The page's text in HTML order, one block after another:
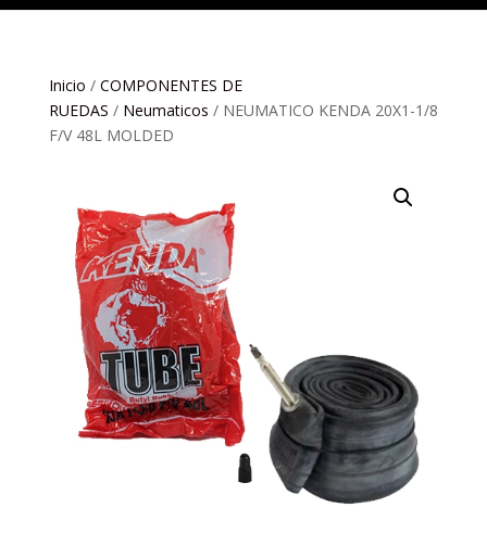
Inicio / COMPONENTES DE
RUEDAS / Neumaticos / NEUMATICO KENDA 20X1-1/8
F/V 48L MOLDED